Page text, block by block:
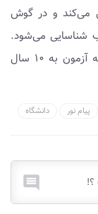
می‌کند و در گوش
شناسایی می‌شود.
همراه داشتن دستگاه یا تجهیزات تقلب در جلسه آزمون به ۱۰ سال
پیام نور دانشگاه
